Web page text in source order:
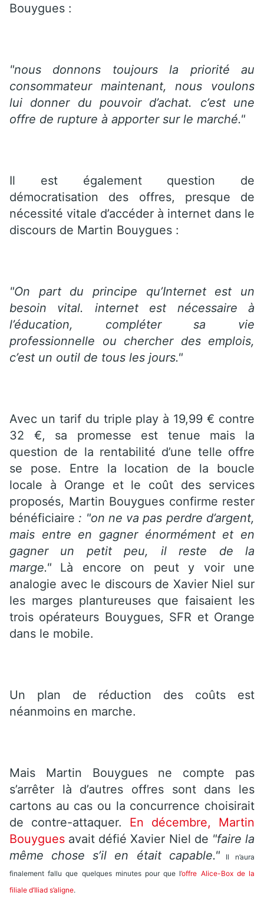
Bouygues :
"nous donnons toujours la priorité au
consommateur maintenant, nous voulons
lui donner du pouvoir d’achat. c’est une
offre de rupture à apporter sur le marché."
Il est également question de
démocratisation des offres, presque de
nécessité vitale d’accéder à internet dans le
discours de Martin Bouygues :
"On part du principe qu’Internet est un
besoin vital. internet est nécessaire à
l’éducation, compléter sa vie
professionnelle ou chercher des emplois,
c’est un outil de tous les jours."
Avec un tarif du triple play à 19,99 € contre
32 €, sa promesse est tenue mais la
question de la rentabilité d’une telle offre
se pose. Entre la location de la boucle
locale à Orange et le coût des services
proposés, Martin Bouygues confirme rester
bénéficiaire : "on ne va pas perdre d’argent,
mais entre en gagner énormément et en
gagner un petit peu, il reste de la
marge." Là encore on peut y voir une
analogie avec le discours de Xavier Niel sur
les marges plantureuses que faisaient les
trois opérateurs Bouygues, SFR et Orange
dans le mobile.
Un plan de réduction des coûts est
néanmoins en marche.
Mais Martin Bouygues ne compte pas
s’arrêter là d’autres offres sont dans les
cartons au cas ou la concurrence choisirait
de contre-attaquer. En décembre, Martin
Bouygues avait défié Xavier Niel de "faire la
même chose s’il en était capable."Il n’aura
finalement fallu que quelques minutes pour que l’offre Alice-Box de la
filiale d’Iliad s’aligne.